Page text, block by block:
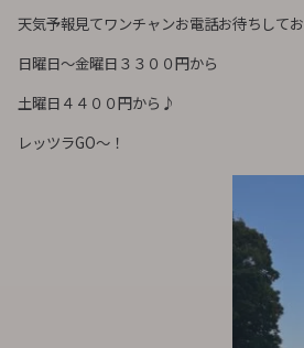
天気予報見てワンチャンお電話お待ちしてお
日曜日～金曜日３３００円から
土曜日４４００円から♪
レッツラGO～！